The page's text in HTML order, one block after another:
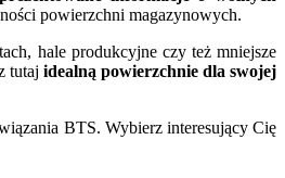
powierzchni magazynowych.
hale produkcyjne czy też mniejsze
tutaj idealną powierzchnie dla swojej
BTS. Wybierz interesujący Cię